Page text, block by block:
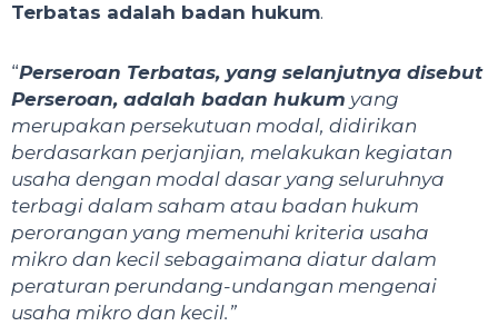
Terbatas adalah badan hukum.
“Perseroan Terbatas, yang selanjutnya disebut
Perseroan, adalah badan hukum yang
merupakan persekutuan modal, didirikan
berdasarkan perjanjian, melakukan kegiatan
usaha dengan modal dasar yang seluruhnya
terbagi dalam saham atau badan hukum
perorangan yang memenuhi kriteria usaha
mikro dan kecil sebagaimana diatur dalam
peraturan perundang-undangan mengenai
usaha mikro dan kecil.”